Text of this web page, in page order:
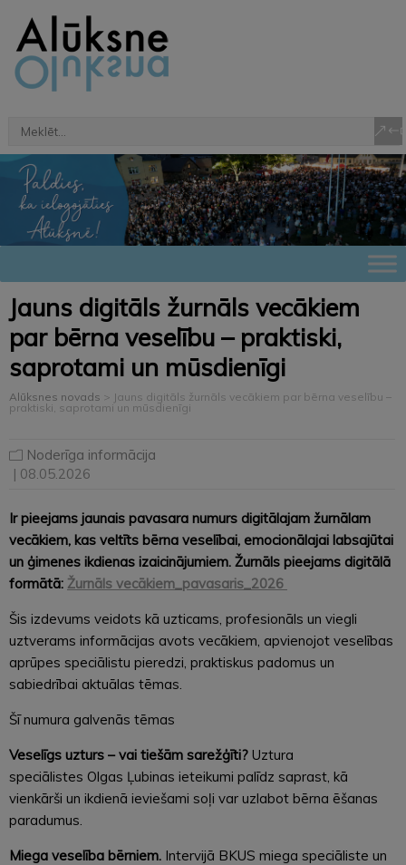
Jauns digitāls žurnāls vecākiem
par bērna veselību – praktiski,
saprotami un mūsdienīgi
Alūksnes novads > Jauns digitāls žurnāls vecākiem par bērna veselību –
praktiski, saprotami un mūsdienīgi
Noderīga informācija
| 08.05.2026
Ir pieejams jaunais pavasara numurs digitālajam žurnālam
vecākiem, kas veltīts bērna veselībai, emocionālajai labsajūtai
un ģimenes ikdienas izaicinājumiem. Žurnāls pieejams digitālā
formātā: Žurnāls vecākiem_pavasaris_2026
Šis izdevums veidots kā uzticams, profesionāls un viegli
uztverams informācijas avots vecākiem, apvienojot veselības
aprūpes speciālistu pieredzi, praktiskus padomus un
sabiedrībai aktuālas tēmas.
Šī numura galvenās tēmas
Veselīgs uzturs – vai tiešām sarežģīti? Uztura
speciālistes Olgas Ļubinas ieteikumi palīdz saprast, kā
vienkārši un ikdienā ieviešami soļi var uzlabot bērna ēšanas
paradumus.
Miega veselība bērniem. Intervijā BKUS miega speciāliste un